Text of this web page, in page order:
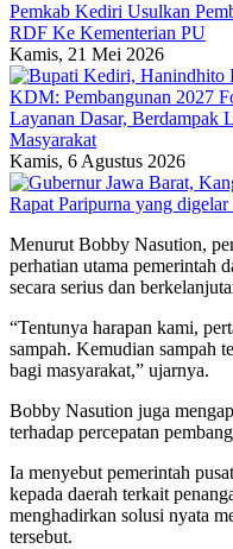
Pemkab Kediri Usulkan
RDF Ke Kementerian PU
Kamis, 21 Mei 2026
KDM: Pembangunan 2027
Layanan Dasar, Berdampak
Masyarakat
Kamis, 6 Agustus 2026
Menurut Bobby Nasution,
perhatian utama pemerintah
secara serius dan
“Tentunya harapan kami,
sampah. Kemudian sampah
bagi masyarakat,” ujarnya.
Bobby Nasution juga
terhadap percepatan
Ia menyebut pemerintah
kepada daerah terkait
menghadirkan solusi nyata
tersebut.